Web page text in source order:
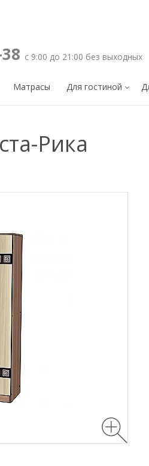
с 9:00 до 21:00 без выходных
Матрасы Для гостиной
Рика